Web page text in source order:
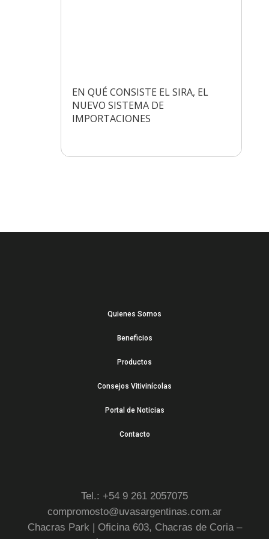
EN QUÉ CONSISTE EL SIRA, EL
NUEVO SISTEMA DE
IMPORTACIONES
Quienes Somos
Beneficios
Productos
Consejos Vitivinícolas
Portal de Noticias
Contacto
Tel.: +54 9 261 2057075
compromosto@uvasargentinas.com.ar
Chacras Park | Oficina 603, Chacras de Coria –